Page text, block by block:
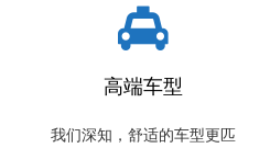
高端车型
我们深知，舒适的车型更匹